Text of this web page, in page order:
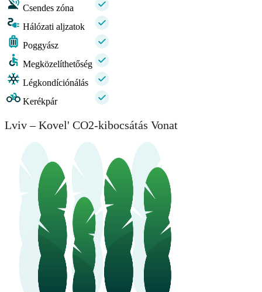
Csendes zóna
Hálózati aljzatok
Poggyász
Megközelíthetőség
Légkondíciónálás
Kerékpár
Lviv – Kovel' CO2-kibocsátás Vonat